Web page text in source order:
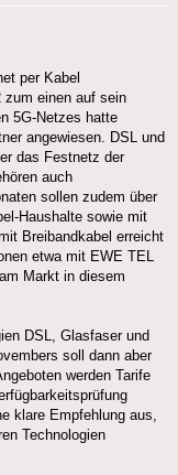
per Kabel
zum einen auf sein
5G-Netzes hatte
angewiesen. DSL und
das Festnetz der
auch
sollen zudem über
Haushalte sowie mit
Breibandkabel erreicht
etwa mit EWE TEL
Markt in diesem
DSL, Glasfaser und
soll dann aber
werden Tarife
klare Empfehlung aus,
Technologien